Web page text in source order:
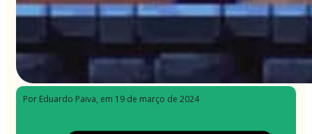
Por Eduardo Paiva, em 19 de março de 2024